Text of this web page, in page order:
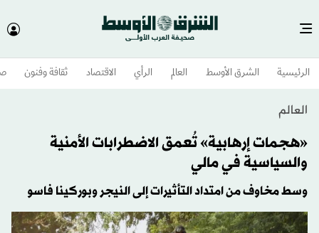
الرئيسية الشرق الأوسط​ العالم الرأي الاقتصاد ثقافة وفنون
العالم
«هجمات إرهابية» تُعمق الاضطرابات الأمنية
والسياسية في مالي
وسط مخاوف من امتداد التأثيرات إلى النيجر وبوركينا فاسو